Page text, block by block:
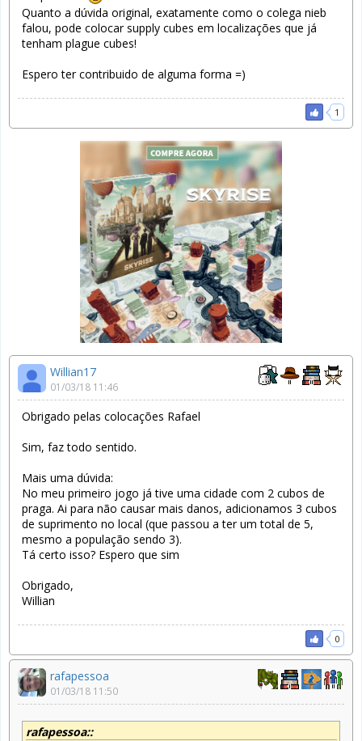
Quanto a dúvida original, exatamente como o colega nieb
falou, pode colocar supply cubes em localizações que já
tenham plague cubes!
Espero ter contribuido de alguma forma =)
1
Willian17
01/03/18 11:46
Obrigado pelas colocações Rafael
Sim, faz todo sentido.
Mais uma dúvida:
No meu primeiro jogo já tive uma cidade com 2 cubos de
praga. Ai para não causar mais danos, adicionamos 3 cubos
de suprimento no local (que passou a ter um total de 5,
mesmo a população sendo 3).
Tá certo isso? Espero que sim
Obrigado,
Willian
0
rafapessoa
01/03/18 11:50
rafapessoa::